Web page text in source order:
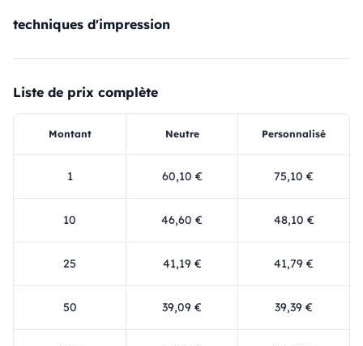
techniques d'impression
Liste de prix complète
Montant Neutre Personnalisé
1 60,10 € 75,10 €
10 46,60 € 48,10 €
25 41,19 € 41,79 €
50 39,09 € 39,39 €